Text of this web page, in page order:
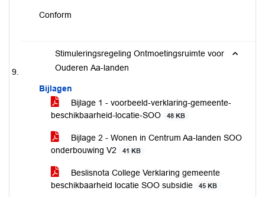
Conform
Stimuleringsregeling Ontmoetingsruimte voor
Ouderen Aa-landen
Bijlagen
Bijlage 1 - voorbeeld-verklaring-gemeente-
beschikbaarheid-locatie-SOO
48 KB
Bijlage 2 - Wonen in Centrum Aa-landen SOO
onderbouwing V2
41 KB
Beslisnota College Verklaring gemeente
beschikbaarheid locatie SOO subsidie
45 KB